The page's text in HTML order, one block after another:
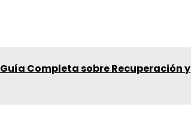
Completa sobre Recuperación y